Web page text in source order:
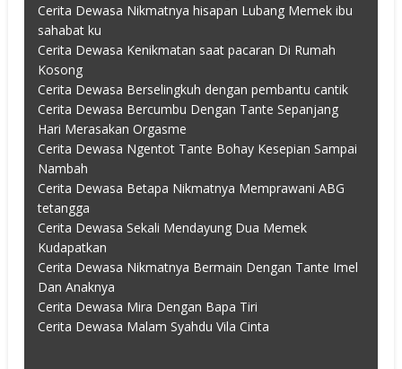
Cerita Dewasa Nikmatnya hisapan Lubang Memek ibu
sahabat ku
Cerita Dewasa Kenikmatan saat pacaran Di Rumah
Kosong
Cerita Dewasa Berselingkuh dengan pembantu cantik
Cerita Dewasa Bercumbu Dengan Tante Sepanjang
Hari Merasakan Orgasme
Cerita Dewasa Ngentot Tante Bohay Kesepian Sampai
Nambah
Cerita Dewasa Betapa Nikmatnya Memprawani ABG
tetangga
Cerita Dewasa Sekali Mendayung Dua Memek
Kudapatkan
Cerita Dewasa Nikmatnya Bermain Dengan Tante Imel
Dan Anaknya
Cerita Dewasa Mira Dengan Bapa Tiri
Cerita Dewasa Malam Syahdu Vila Cinta